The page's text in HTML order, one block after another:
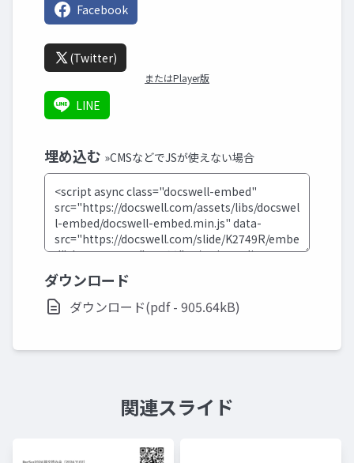
Facebook
(Twitter)
またはPlayer版
LINE
埋め込む »CMSなどでJSが使えない場合
ダウンロード
ダウンロード(pdf - 905.64kB)
関連スライド